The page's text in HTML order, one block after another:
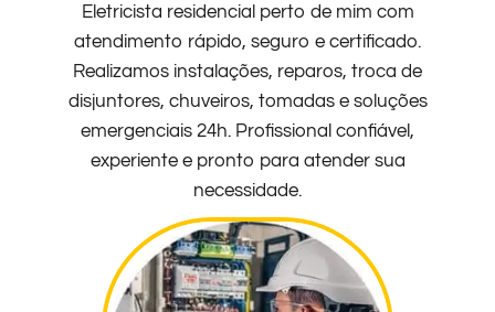
Eletricista residencial perto de mim com
atendimento rápido, seguro e certificado.
Realizamos instalações, reparos, troca de
disjuntores, chuveiros, tomadas e soluções
emergenciais 24h. Profissional confiável,
experiente e pronto para atender sua
necessidade.